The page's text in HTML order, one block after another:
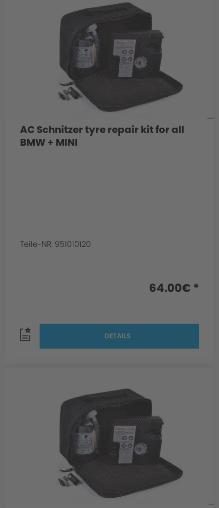
AC Schnitzer tyre repair kit for all
BMW + MINI
Teile-NR. 951010120
64.00€ *
DETAILS